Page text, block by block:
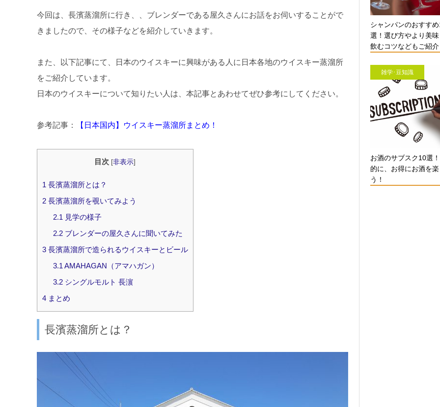
今回は、長濱蒸溜所に行き、、ブレンダーである屋久さんにお話をお伺いすることがで
きましたので、その様子などを紹介していきます。
また、以下記事にて、日本のウイスキーに興味がある人に日本各地のウイスキー蒸溜所
をご紹介しています。
日本のウイスキーについて知りたい人は、本記事とあわせてぜひ参考にしてください。
参考記事： 【日本国内】ウイスキー蒸溜所まとめ！
目次 [非表示]
1長濱蒸溜所とは？
2長濱蒸溜所を覗いてみよう
2.1 見学の様子
2.2 ブレンダーの屋久さんに聞いてみた
3長濱蒸溜所で造られるウイスキーとビール
3.1AMAHAGAN（アマハガン）
3.2 シングルモルト 長濵
4まとめ
長濱蒸溜所とは？
シャンパンのおすす
選！選び方やより美
飲むコツなどもご紹
雑学･豆知識
お酒のサブスク10選
的に、お得にお酒を
う！